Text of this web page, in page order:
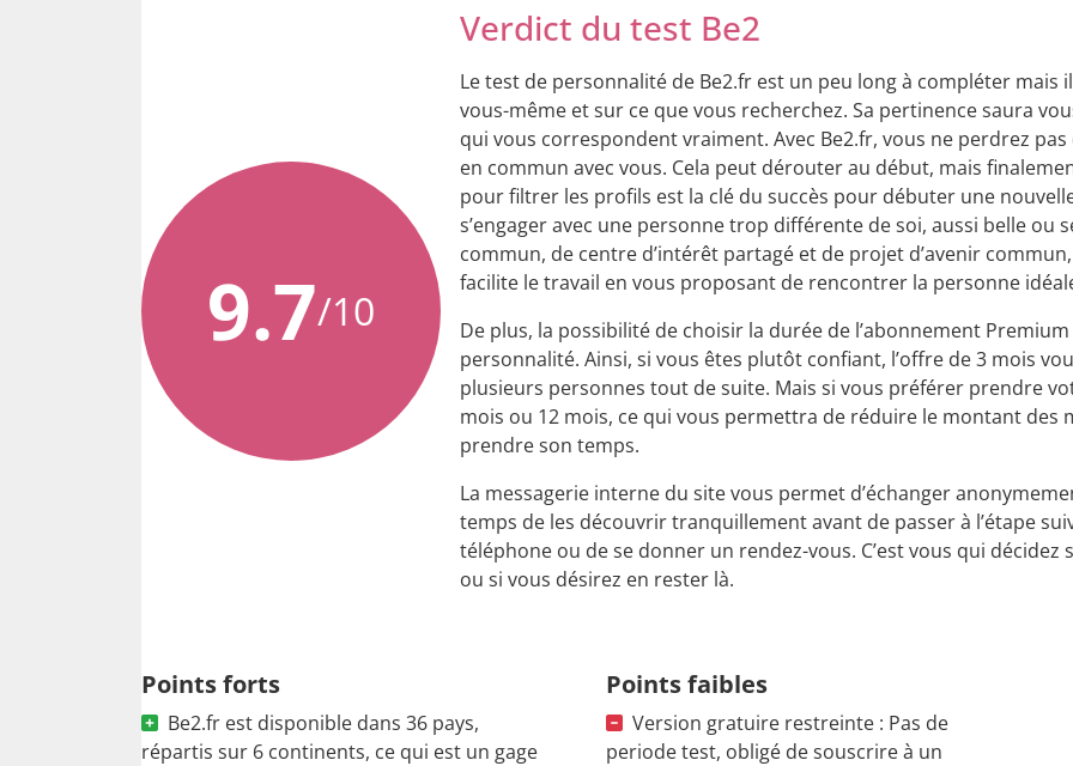
9.7/10
Verdict du test Be2
Le test de personnalité de Be2.fr est un peu long à compléter
vous-même et sur ce que vous recherchez. Sa pertinence saura
qui vous correspondent vraiment. Avec Be2.fr, vous ne perdrez
en commun avec vous. Cela peut dérouter au début, mais
pour filtrer les profils est la clé du succès pour débuter une
s’engager avec une personne trop différente de soi, aussi belle ou
commun, de centre d’intérêt partagé et de projet d’avenir
facilite le travail en vous proposant de rencontrer la personne
De plus, la possibilité de choisir la durée de l’abonnement
personnalité. Ainsi, si vous êtes plutôt confiant, l’offre de 3 mois
plusieurs personnes tout de suite. Mais si vous préférer prendre
mois ou 12 mois, ce qui vous permettra de réduire le montant des
prendre son temps.
La messagerie interne du site vous permet d’échanger
temps de les découvrir tranquillement avant de passer à l’étape
téléphone ou de se donner un rendez-vous. C’est vous qui
ou si vous désirez en rester là.
Points forts
Be2.fr est disponible dans 36 pays,
répartis sur 6 continents, ce qui est un gage
Points faibles
Version gratuire restreinte : Pas de
periode test, obligé de souscrire à un